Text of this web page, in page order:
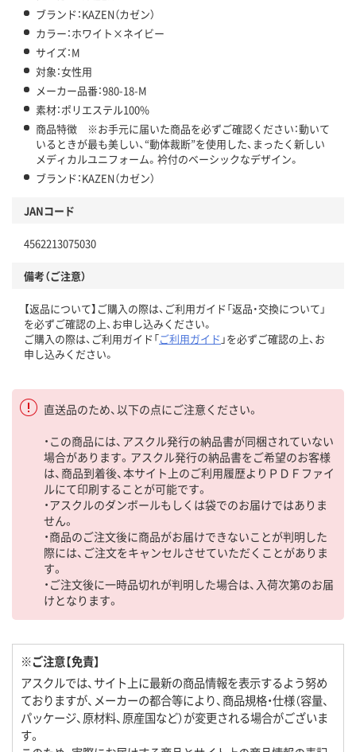
ブランド：KAZEN（カゼン）
カラー：ホワイト×ネイビー
サイズ：M
対象：女性用
メーカー品番：980-18-M
素材：ポリエステル100%
商品特徴 ※お手元に届いた商品を必ずご確認ください：動いて
いるときが最も美しい、“動体裁断”を使用した、まったく新しい
メディカルユニフォーム。衿付のベーシックなデザイン。
ブランド：KAZEN（カゼン）
JANコード
4562213075030
備考（ご注意）
【返品について】ご購入の際は、ご利用ガイド「返品・交換について」
を必ずご確認の上、お申し込みください。
ご購入の際は、ご利用ガイド「ご利用ガイド 」を必ずご確認の上、お
申し込みください。
直送品のため、以下の点にご注意ください。
・この商品には、アスクル発行の納品書が同梱されていない
場合があります。アスクル発行の納品書をご希望のお客様
は、商品到着後、本サイト上のご利用履歴よりＰＤＦファイ
ルにて印刷することが可能です。
・アスクルのダンボールもしくは袋でのお届けではありま
せん。
・商品のご注文後に商品がお届けできないことが判明した
際には、ご注文をキャンセルさせていただくことがありま
す。
・ご注文後に一時品切れが判明した場合は、入荷次第のお届
けとなります。
※ご注意【免責】
アスクルでは、サイト上に最新の商品情報を表示するよう努め
ておりますが、メーカーの都合等により、商品規格・仕様（容量、
パッケージ、原材料、原産国など）が変更される場合がございま
す。